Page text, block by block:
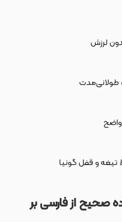
لرزش
طولانی‌مدت
واضح
و قفل گونیا
صحیح از فارسی بر